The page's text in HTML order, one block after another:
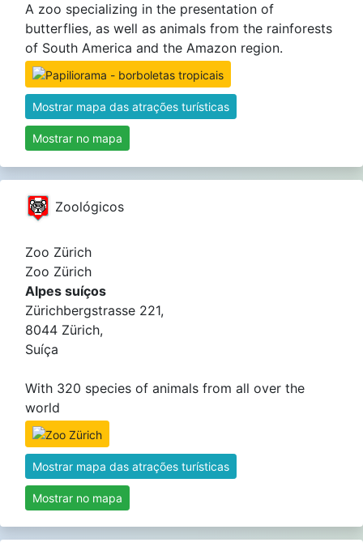
A zoo specializing in the presentation of
butterflies, as well as animals from the rainforests
of South America and the Amazon region.
Mostrar mapa das atrações turísticas
Mostrar no mapa
Zoológicos
Zoo Zürich
Zoo Zürich
Alpes suíços
Zürichbergstrasse 221,
8044 Zürich,
Suíça
With 320 species of animals from all over the
world
Mostrar mapa das atrações turísticas
Mostrar no mapa